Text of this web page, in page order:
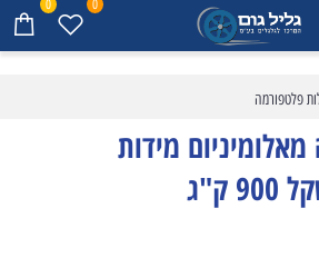
0 0
פלטפורמה
מידות